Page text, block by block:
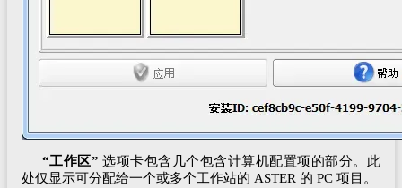
“工作区” 选项卡包含几个包含计算机配置项的部分。此
处仅显示可分配给一个或多个工作站的 ASTER 的 PC 项目。